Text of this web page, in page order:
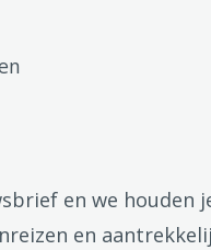
en we houden
en